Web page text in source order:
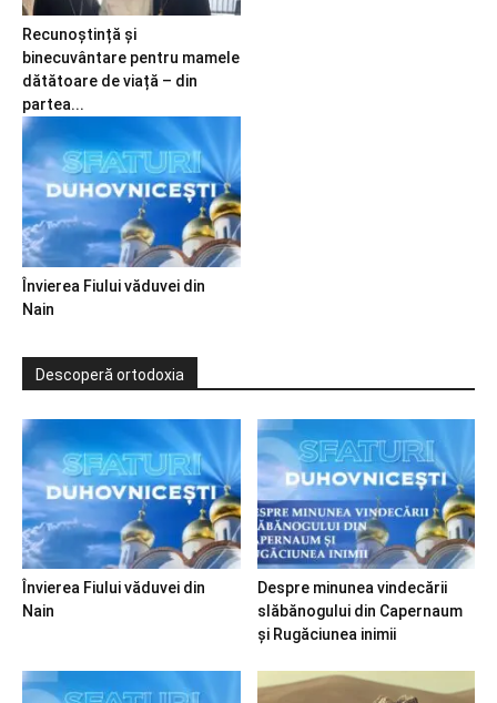
Recunoștință și
binecuvântare pentru mamele
dătătoare de viață – din
partea...
Învierea Fiului văduvei din
Nain
Descoperă ortodoxia
Învierea Fiului văduvei din
Nain
Despre minunea vindecării
slăbănogului din Capernaum
și Rugăciunea inimii